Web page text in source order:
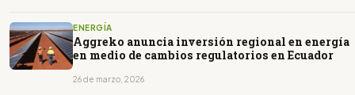
ENERGÍA
Aggreko anuncia inversión regional en energía
en medio de cambios regulatorios en Ecuador
26 de marzo, 2026